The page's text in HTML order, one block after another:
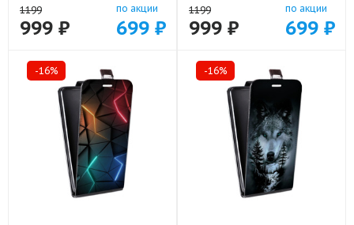
1199
999 ₽
по акции
699 ₽
1199
999 ₽
по акции
699 ₽
-16% -16%